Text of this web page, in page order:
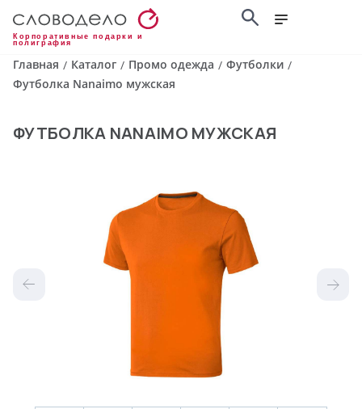
Корпоративные подарки и
полиграфия
Главная / Каталог / Промо одежда / Футболки /
Футболка Nanaimo мужская
ФУТБОЛКА NANAIMO МУЖСКАЯ